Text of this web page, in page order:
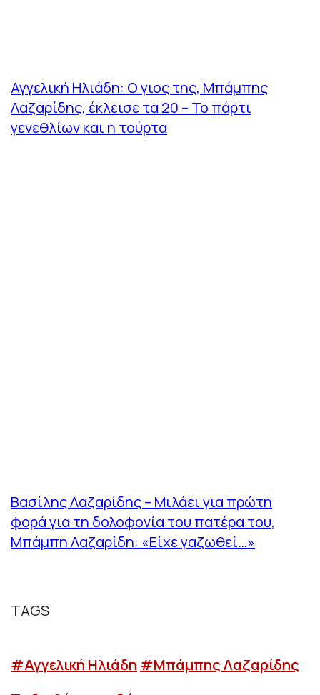
Αγγελική Ηλιάδη: Ο γιος της, Μπάμπης
Λαζαρίδης, έκλεισε τα 20 – Το πάρτι
γενεθλίων και η τούρτα
Βασίλης Λαζαρίδης – Μιλάει για πρώτη
φορά για τη δολοφονία του πατέρα του,
Μπάμπη Λαζαρίδη: «Είχε γαζωθεί…»
TAGS
#Αγγελική Ηλιάδη #Μπάμπης Λαζαρίδης